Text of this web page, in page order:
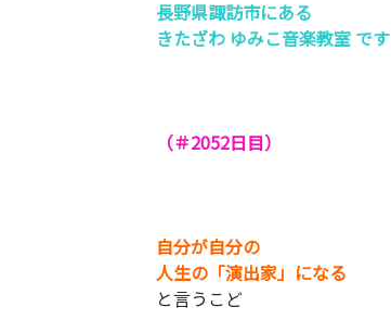
長野県諏訪市にある
きたざわ ゆみこ音楽教室 です
（＃2052日目）
自分が自分の
人生の「演出家」になる
と言うこど